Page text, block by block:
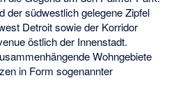
der südwestlich gelegene Zipfel
Detroit sowie der Korridor
östlich der Innenstadt.
Wohngebiete
in Form sogenannter